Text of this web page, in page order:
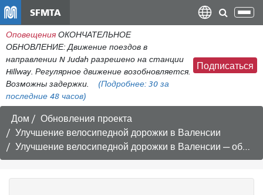
содержанию
SFMTA
Оповещения ОКОНЧАТЕЛЬНОЕ
ОБНОВЛЕНИЕ: Движение поездов в
направлении N Judah разрешено на станции
Hillway. Регулярное движение возобновляется.
Возможны задержки.
(Подробнее: 30 за
последние 48 часов)
Подписаться
Дом
Обновления проекта
Улучшение велосипедной дорожки в Валенсии
Улучшение велосипедной дорожки в Валенсии — обновление информации о проекте и предстоящее заседание совета SFMTA 4 декабря.